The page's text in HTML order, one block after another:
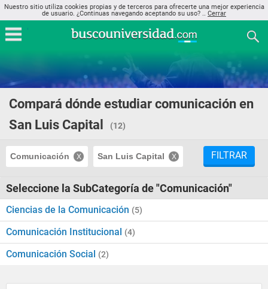
Nuestro sitio utiliza cookies propias y de terceros para ofrecerte una mejor experiencia
de usuario. ¿Continuas navegando aceptando su uso? .. Cerrar
Compará dónde estudiar comunicación en
San Luis Capital
(12)
Comunicación San Luis Capital FILTRAR
Seleccione la SubCategoría de "Comunicación"
Ciencias de la Comunicación (5)
Comunicación Institucional (4)
Comunicación Social (2)